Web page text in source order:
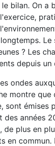
bilan. On a
? Les
depuis
ondes
montre
émises
années
plus en